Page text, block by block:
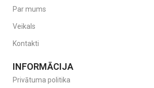
Par mums
Veikals
Kontakti
INFORMĀCIJA
Privātuma politika